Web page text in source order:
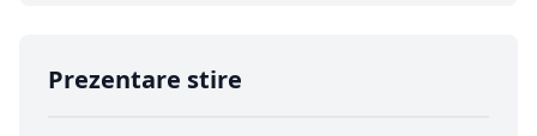
Prezentare stire